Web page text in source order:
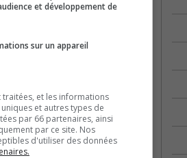
et développement de
sur un appareil
et les informations
et autres types de
par 66 partenaires, ainsi
par ce site. Nos
d'utiliser des données